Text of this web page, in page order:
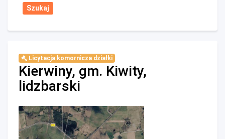
Licytacja komornicza działki
Kierwiny, gm. Kiwity,
lidzbarski